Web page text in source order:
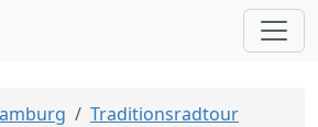
Traditionsradtour